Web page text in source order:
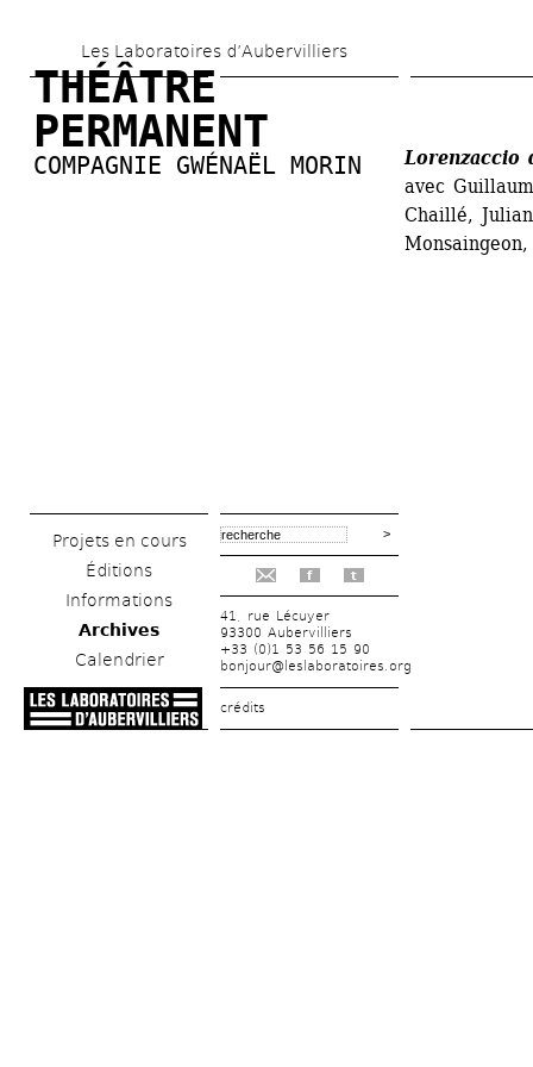
au
contenu
principal
Les Laboratoires d’Aubervilliers
THÉÂTRE
PERMANENT
COMPAGNIE GWÉNAËL MORIN
Projets en cours
Éditions
Informations
Archives
Calendrier
f t
41, rue Lécuyer
93300 Aubervilliers
+33 (0)1 53 56 15 90
bonjour@leslaboratoires.org
crédits
Lorenzaccio
avec
Chaillé,